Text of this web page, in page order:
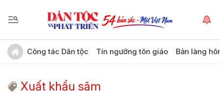
Công tác Dân tộc Tín ngưỡng tôn giáo Bản làng
Xuất khẩu sâm